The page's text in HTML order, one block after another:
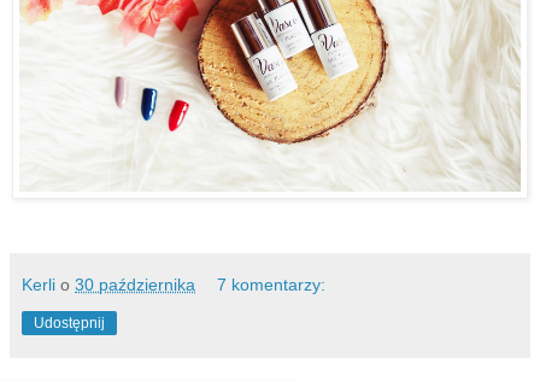
Kerli o 30 października 7 komentarzy:
Udostępnij